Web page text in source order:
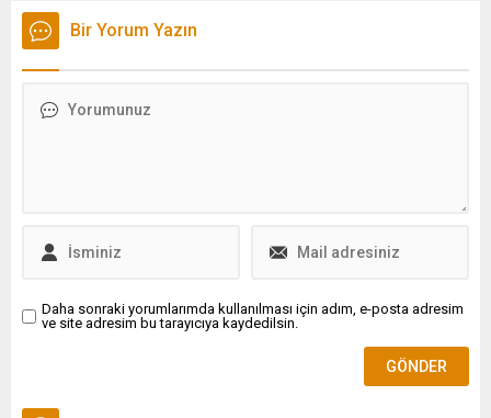
Hastaneye kaldırılan minik
Aydar, kurtarılamadı.
Bir Yorum Yazın
Daha sonraki yorumlarımda kullanılması için adım, e-posta adresim
ve site adresim bu tarayıcıya kaydedilsin.